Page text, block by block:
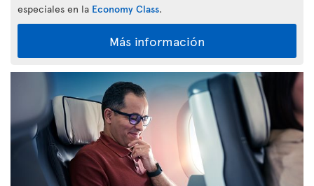
especiales en la Economy Class.
Más información